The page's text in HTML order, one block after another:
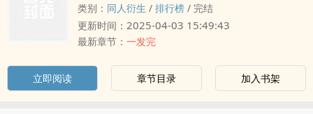
类别： ‎同‎‍人‍‎‌衍生 / 排行榜 / 完结
更新时间： 2025-04-03 15:49:43
最新章节： 一发完
立即阅读 章节目录 加入书架